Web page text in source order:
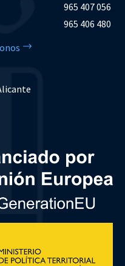
965 407 056
965 406 480